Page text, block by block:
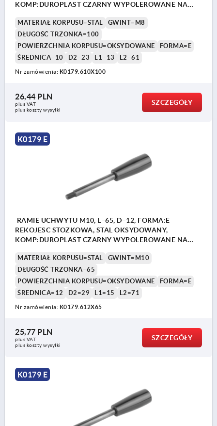
KOMP:DUROPLAST CZARNY WYPOLEROWANE NA
MATERIAŁ KORPUSU=STAL
GWINT=M8
DŁUGOŚĆ TRZONKA=100
POWIERZCHNIA KORPUSU=OKSYDOWANE
FORMA=E
ŚREDNICA=10
D2=23 L1=13 L2=61
Nr zamówienia: K0179.610X100
26,44 PLN
plus VAT
plus koszty wysyłki
SZCZEGÓŁY
K0179 E
RAMIE UCHWYTU M10, L=65, D=12, FORMA:E
REKOJESC STOZKOWA, STAL OKSYDOWANY,
KOMP:DUROPLAST CZARNY WYPOLEROWANE NA
MATERIAŁ KORPUSU=STAL
GWINT=M10
DŁUGOŚĆ TRZONKA=65
POWIERZCHNIA KORPUSU=OKSYDOWANE
FORMA=E
ŚREDNICA=12
D2=29 L1=15 L2=71
Nr zamówienia: K0179.612X65
25,77 PLN
plus VAT
plus koszty wysyłki
SZCZEGÓŁY
K0179 E